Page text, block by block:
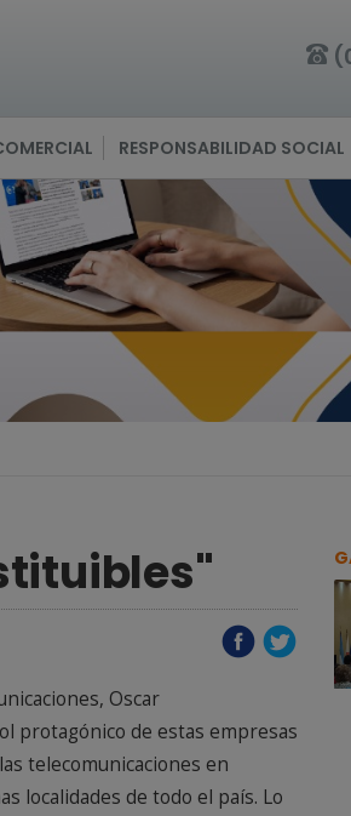
RESPONSABILIDAD SOCIAL
Oscar
protagónico de estas empresas
telecomunicaciones en
localidades de todo el país. Lo